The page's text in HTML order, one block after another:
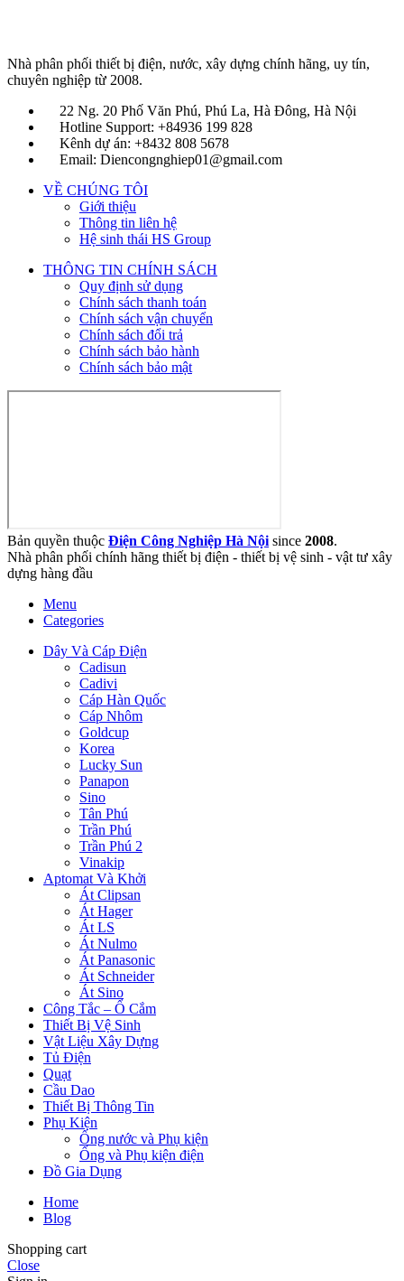
Nhà phân phối thiết bị điện, nước, xây dựng chính hãng, uy tín,
chuyên nghiệp từ 2008.
22 Ng. 20 Phố Văn Phú, Phú La, Hà Đông, Hà Nội
Hotline Support: +84936 199 828
Kênh dự án: +8432 808 5678
Email: Diencongnghiep01@gmail.com
VỀ CHÚNG TÔI
Giới thiệu
Thông tin liên hệ
Hệ sinh thái HS Group
THÔNG TIN CHÍNH SÁCH
Quy định sử dụng
Chính sách thanh toán
Chính sách vận chuyển
Chính sách đổi trả
Chính sách bảo hành
Chính sách bảo mật
Bản quyền thuộc Điện Công Nghiệp Hà Nội since 2008.
Nhà phân phối chính hãng thiết bị điện - thiết bị vệ sinh - vật tư xây
dựng hàng đầu
Menu
Categories
Dây Và Cáp Điện
Cadisun
Cadivi
Cáp Hàn Quốc
Cáp Nhôm
Goldcup
Korea
Lucky Sun
Panapon
Sino
Tân Phú
Trần Phú
Trần Phú 2
Vinakip
Aptomat Và Khởi
Át Clipsan
Át Hager
Át LS
Át Nulmo
Át Panasonic
Át Schneider
Át Sino
Công Tắc – Ổ Cắm
Thiết Bị Vệ Sinh
Vật Liệu Xây Dựng
Tủ Điện
Quạt
Cầu Dao
Thiết Bị Thông Tin
Phụ Kiện
Ống nước và Phụ kiện
Ống và Phụ kiện điện
Đồ Gia Dụng
Home
Blog
Shopping cart
Close